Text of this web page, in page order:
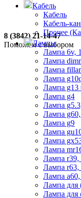
8 (3842) 21-14-47
Поможем с выбором
Кабель
Кабель
Кабель-
Прочее
Лампы
Лампа 6v,
Лампа
Лампа
Лампа
Лампа g13
Лампа g4
Лампа
Лампа
Лампа g9
Лампа
Лампа
Лампа
Лампа r39,
Лампа r63,
Лампа а60,
Лампа для
Лампа для